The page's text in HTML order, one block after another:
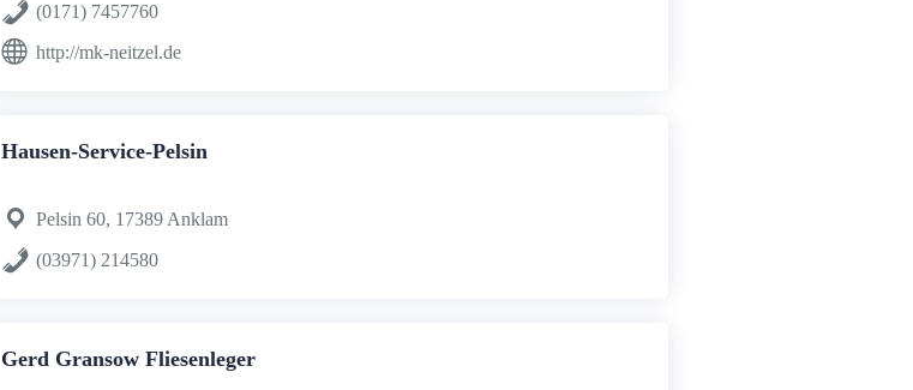
(0171) 7457760
http://mk-neitzel.de
Hausen-Service-Pelsin
Pelsin 60, 17389 Anklam
(03971) 214580
Gerd Gransow Fliesenleger